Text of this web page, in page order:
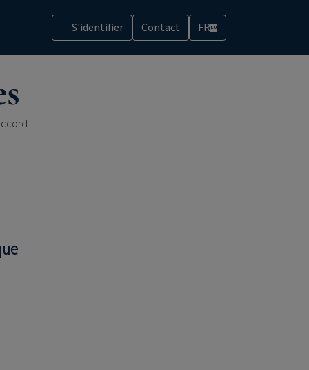
S'identifier Contact FRLU